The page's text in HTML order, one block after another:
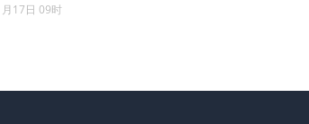
17日 09时